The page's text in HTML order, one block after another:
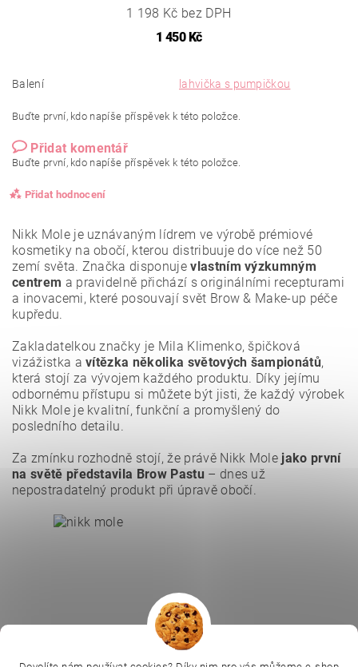
1 198 Kč bez DPH
1 450 Kč
Balení lahvička s pumpičkou
Buďte první, kdo napíše příspěvek k této položce.
Přidat komentář
Buďte první, kdo napíše příspěvek k této položce.
Přidat hodnocení
osobních údajů.
Nikk Mole je uznávaným lídrem ve výrobě prémiové
kosmetiky na obočí, kterou distribuuje do více než 50
zemí světa. Značka disponujevlastním výzkumným
centrem a pravidelně přichází s originálními recepturami
a inovacemi, které posouvají svět Brow & Make-up péče
kupředu.
Zakladatelkou značky je Mila Klimenko, špičková
vizážistka avítězka několika světových šampionátů,
která stojí za vývojem každého produktu. Díky jejímu
odbornému přístupu si můžete být jisti, že každý výrobek
Nikk Mole je kvalitní, funkční a promyšlený do
posledního detailu.
Za zmínku rozhodně stojí, že právě Nikk Mole jako první
na světě představila Brow Pastu– dnes už
nepostradatelný produkt při úpravě obočí.
L.C.P. Paris |